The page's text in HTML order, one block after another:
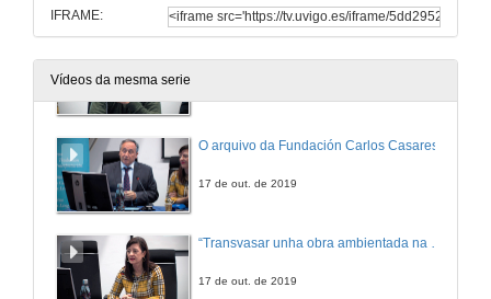
IFRAME:
Vídeos da mesma serie
O arquivo da Fundación Carlos Casares
17 de out. de 2019
“Transvasar unha obra ambientada na posguerra en Galicia a unha lingua universal medio século despois supón un reto tradutolóxico que merece atención no ámbito académico"
17 de out. de 2019